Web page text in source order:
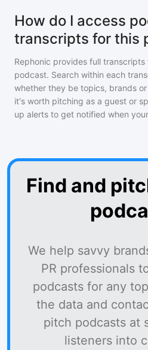
How do I access
transcripts for this
Rephonic provides full
podcast. Search within each
whether they be topics, brands
it's worth pitching as a guest or
up alerts to get notified when
Find and
We help savvy
PR professionals
podcasts for any
the data and
pitch podcasts at
listeners into